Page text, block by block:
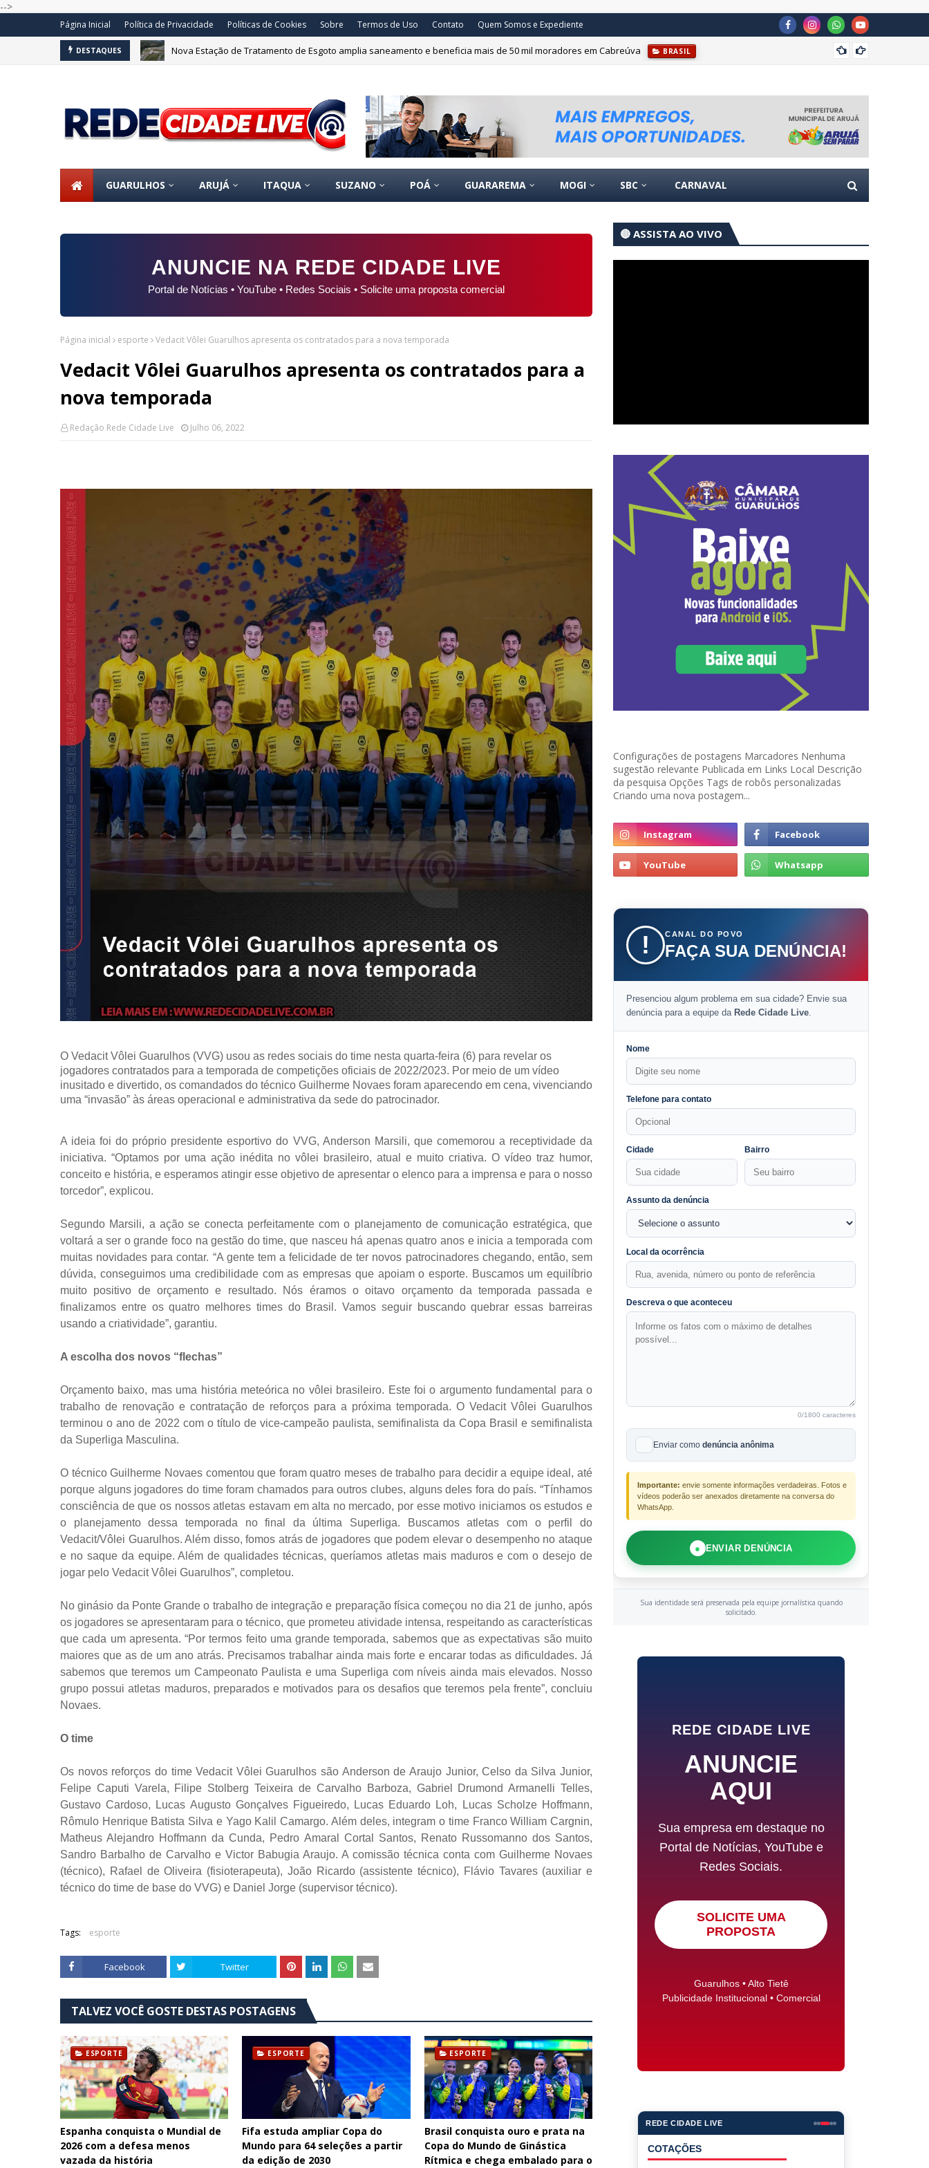
-->
Página Inicial Política de Privacidade Políticas de Cookies Sobre Termos de Uso Contato Quem Somos e Expediente
DESTAQUES Nova Estação de Tratamento de Esgoto amplia saneamento e beneficia mais de 50 mil moradores em Cabreúva BRASIL
GUARULHOS ARUJÁ ITAQUA SUZANO POÁ GUARAREMA MOGI SBC CARNAVAL
ANUNCIE NA REDE CIDADE LIVE
Portal de Notícias • YouTube • Redes Sociais • Solicite uma proposta comercial
Página inicial esporte Vedacit Vôlei Guarulhos apresenta os contratados para a nova temporada
Vedacit Vôlei Guarulhos apresenta os contratados para a
nova temporada
Redação Rede Cidade Live Julho 06, 2022
O Vedacit Vôlei Guarulhos (VVG) usou as redes sociais do time nesta quarta-feira (6) para revelar os
jogadores contratados para a temporada de competições oficiais de 2022/2023. Por meio de um vídeo
inusitado e divertido, os comandados do técnico Guilherme Novaes foram aparecendo em cena, vivenciando
uma “invasão” às áreas operacional e administrativa da sede do patrocinador.
A ideia foi do próprio presidente esportivo do VVG, Anderson Marsili, que comemorou a receptividade da
iniciativa. “Optamos por uma ação inédita no vôlei brasileiro, atual e muito criativa. O vídeo traz humor,
conceito e história, e esperamos atingir esse objetivo de apresentar o elenco para a imprensa e para o nosso
torcedor”, explicou.
Segundo Marsili, a ação se conecta perfeitamente com o planejamento de comunicação estratégica, que
voltará a ser o grande foco na gestão do time, que nasceu há apenas quatro anos e inicia a temporada com
muitas novidades para contar. “A gente tem a felicidade de ter novos patrocinadores chegando, então, sem
dúvida, conseguimos uma credibilidade com as empresas que apoiam o esporte. Buscamos um equilíbrio
muito positivo de orçamento e resultado. Nós éramos o oitavo orçamento da temporada passada e
finalizamos entre os quatro melhores times do Brasil. Vamos seguir buscando quebrar essas barreiras
usando a criatividade”, garantiu.
A escolha dos novos “flechas”
Orçamento baixo, mas uma história meteórica no vôlei brasileiro. Este foi o argumento fundamental para o
trabalho de renovação e contratação de reforços para a próxima temporada. O Vedacit Vôlei Guarulhos
terminou o ano de 2022 com o título de vice-campeão paulista, semifinalista da Copa Brasil e semifinalista
da Superliga Masculina.
O técnico Guilherme Novaes comentou que foram quatro meses de trabalho para decidir a equipe ideal, até
porque alguns jogadores do time foram chamados para outros clubes, alguns deles fora do país. “Tínhamos
consciência de que os nossos atletas estavam em alta no mercado, por esse motivo iniciamos os estudos e
o planejamento dessa temporada no final da última Superliga. Buscamos atletas com o perfil do
Vedacit/Vôlei Guarulhos. Além disso, fomos atrás de jogadores que podem elevar o desempenho no ataque
e no saque da equipe. Além de qualidades técnicas, queríamos atletas mais maduros e com o desejo de
jogar pelo Vedacit Vôlei Guarulhos”, completou.
No ginásio da Ponte Grande o trabalho de integração e preparação física começou no dia 21 de junho, após
os jogadores se apresentaram para o técnico, que prometeu atividade intensa, respeitando as características
que cada um apresenta. “Por termos feito uma grande temporada, sabemos que as expectativas são muito
maiores que as de um ano atrás. Precisamos trabalhar ainda mais forte e encarar todas as dificuldades. Já
sabemos que teremos um Campeonato Paulista e uma Superliga com níveis ainda mais elevados. Nosso
grupo possui atletas maduros, preparados e motivados para os desafios que teremos pela frente”, concluiu
Novaes.
O time
Os novos reforços do time Vedacit Vôlei Guarulhos são Anderson de Araujo Junior, Celso da Silva Junior,
Felipe Caputi Varela, Filipe Stolberg Teixeira de Carvalho Barboza, Gabriel Drumond Armanelli Telles,
Gustavo Cardoso, Lucas Augusto Gonçalves Figueiredo, Lucas Eduardo Loh, Lucas Scholze Hoffmann,
Rômulo Henrique Batista Silva e Yago Kalil Camargo. Além deles, integram o time Franco William Cargnin,
Matheus Alejandro Hoffmann da Cunda, Pedro Amaral Cortal Santos, Renato Russomanno dos Santos,
Sandro Barbalho de Carvalho e Victor Babugia Araujo. A comissão técnica conta com Guilherme Novaes
(técnico), Rafael de Oliveira (fisioterapeuta), João Ricardo (assistente técnico), Flávio Tavares (auxiliar e
técnico do time de base do VVG) e Daniel Jorge (supervisor técnico).
Tags: esporte
Facebook Twitter
TALVEZ VOCÊ GOSTE DESTAS POSTAGENS
ESPORTE
Espanha conquista o Mundial de
2026 com a defesa menos
vazada da história
ESPORTE
Fifa estuda ampliar Copa do
Mundo para 64 seleções a partir
da edição de 2030
ESPORTE
Brasil conquista ouro e prata na
Copa do Mundo de Ginástica
Rítmica e chega embalado para o
🔴 ASSISTA AO VIVO
Configurações de postagens Marcadores Nenhuma
sugestão relevante Publicada em Links Local Descrição
da pesquisa Opções Tags de robôs personalizadas
Criando uma nova postagem...
! CANAL DO POVO
FAÇA SUA DENÚNCIA!
Presenciou algum problema em sua cidade? Envie sua
denúncia para a equipe da Rede Cidade Live.
Nome
Telefone para contato
Cidade Bairro
Assunto da denúncia
Local da ocorrência
Descreva o que aconteceu
0/1800 caracteres
Enviar como denúncia anônima
Importante: envie somente informações verdadeiras. Fotos e
vídeos poderão ser anexados diretamente na conversa do
WhatsApp.
● ENVIAR DENÚNCIA
Sua identidade será preservada pela equipe jornalística quando
solicitado.
REDE CIDADE LIVE
ANUNCIE
AQUI
Sua empresa em destaque no
Portal de Notícias, YouTube e
Redes Sociais.
SOLICITE UMA
PROPOSTA
Guarulhos • Alto Tietê
Publicidade Institucional • Comercial
REDE CIDADE LIVE
COTAÇÕES